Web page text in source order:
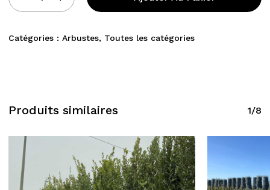
Catégories : Arbustes, Toutes les catégories
Produits similaires 1/8